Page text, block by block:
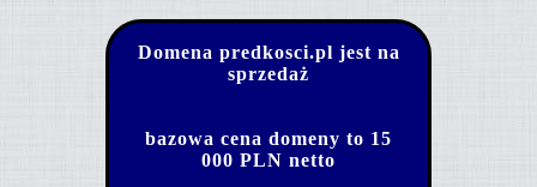
Domena predkosci.pl jest na
sprzedaż
bazowa cena domeny to 15
000 PLN netto